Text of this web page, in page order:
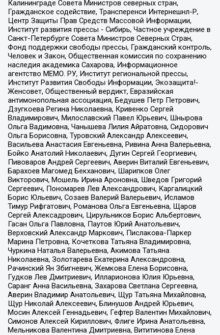
Калининграде Совета Министров северных стран,
Гражданское содействие, Трансперенси Интернешнл-Р,
Центр Защиты Прав Средств Массовой Информации,
Институт развития прессы - Сибирь, Частное учреждение в
Санкт-Петербурге Совета Министров Северных Стран,
Фонд поддержки свободы прессы, Гражданский контроль,
Человек и Закон, Общественная комиссия по сохранению
наследия академика Сахарова, Информационное
агентство МЕМО. РУ, Институт региональной прессы,
Институт Развития Свободы Информации, Экозащита!-
Женсовет, Общественный вердикт, Евразийская
антимонопольная ассоциация, Бедушев Петр Петрович,
Дзугкоева Регина Николаевна, Кривенко Сергей
Владимирович, Милославский Павел Юрьевич, Шнырова
Ольга Вадимовна, Чанышева Лилия Айратовна, Сидорович
Ольга Борисовна, Туровский Александр Алексеевич,
Васильева Анастасия Евгеньевна, Ривина Анна Валерьевна,
Бойко Анатолий Николаевич, Дугин Сергей Георгиевич,
Пивоваров Андрей Сергеевич, Аверин Виталий Евгеньевич,
Барахоев Магомед Бекханович, Шарипков Олег
Викторович, Мошель Ирина Ароновна, Шведов Григорий
Сергеевич, Пономарев Лев Александрович, Каргалицкий
Борис Юльевич, Созаев Валерий Валерьевич, Исламов
Тимур Рифгатович, Романова Ольга Евгеньевна, Щаров
Сергей Алексадрович, Цирульников Борис Альбертович,
Гасан Ольга Павловна, Паутов Юрий Анатольевич,
Верховский Александр Маркович, Пислакова-Паркер
Марина Петровна, Кочеткова Татьяна Владимировна,
Чуркина Наталья Валерьевна, Акимова Татьяна
Николаевна, Золотарева Екатерина Александровна,
Рачинский Ян Збигневич, Жемкова Елена Борисовна,
Гудков Лев Дмитриевич, Илларионова Юлия Юрьевна,
Саранг Анна Васильевна, Захарова Светлана Сергеевна,
Аверин Владимир Анатольевич, Щур Татьяна Михайловна,
Щур Николай Алексеевич, Блинушов Андрей Юрьевич,
Мосин Алексей Геннадьевич, Гефтер Валентин Михайлович,
Симонов Алексей Кириллович, Флиге Ирина Анатольевна,
Мельникова Валентина Дмитриевна, Вититинова Елена